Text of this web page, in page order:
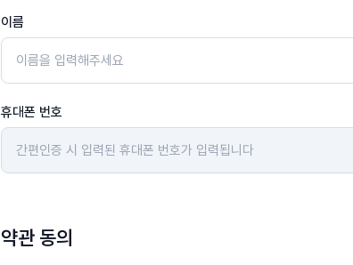
이름
휴대폰 번호
약관 동의